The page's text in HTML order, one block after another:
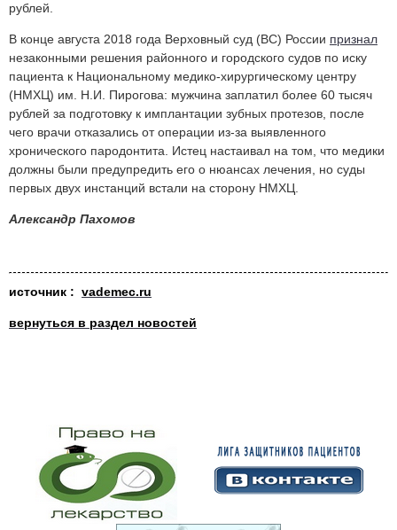
рублей.
В конце августа 2018 года Верховный суд (ВС) России признал
незаконными решения районного и городского судов по иску
пациента к Национальному медико-хирургическому центру
(НМХЦ) им. Н.И. Пирогова: мужчина заплатил более 60 тысяч
рублей за подготовку к имплантации зубных протезов, после
чего врачи отказались от операции из-за выявленного
хронического пародонтита. Истец настаивал на том, что медики
должны были предупредить его о нюансах лечения, но суды
первых двух инстанций встали на сторону НМХЦ.
Александр Пахомов
источник : vademec.ru
вернуться в раздел новостей